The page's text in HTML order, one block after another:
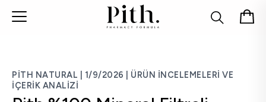
PITH NATURAL 1/9/2026
ÜRÜN İNCELEMELERI VE
İÇERIK ANALIZI